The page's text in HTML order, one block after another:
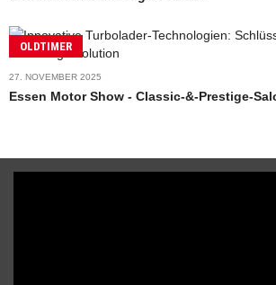
OLDTIMER
27. NOVEMBER 2025
Essen Motor Show - Classic-&-Prestige-